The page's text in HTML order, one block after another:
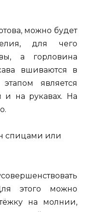
можно будет
для чего
а горловина
вшиваются в
является
на рукавах. На
этого можно
на молнии,